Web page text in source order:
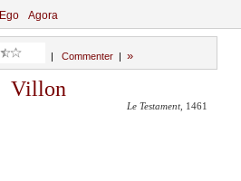
Ego Agora
Commenter| »
Villon
Le Testament, 1461